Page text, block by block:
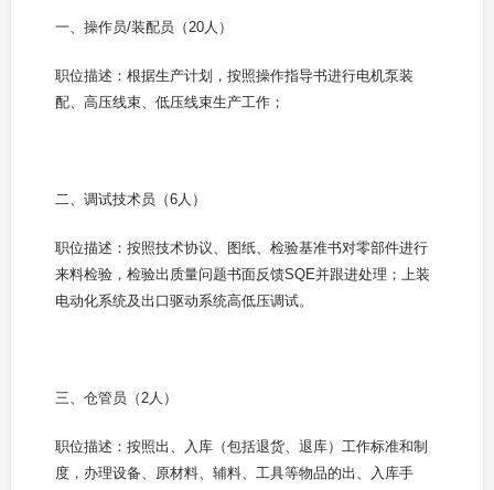
一、操作员/装配员（20人）
职位描述：根据生产计划，按照操作指导书进行电机泵装
配、高压线束、低压线束生产工作；
二、调试技术员（6人）
职位描述：按照技术协议、图纸、检验基准书对零部件进行
来料检验，检验出质量问题书面反馈SQE并跟进处理；上装
电动化系统及出口驱动系统高低压调试。
三、仓管员（2人）
职位描述：按照出、入库（包括退货、退库）工作标准和制
度，办理设备、原材料、辅料、工具等物品的出、入库手